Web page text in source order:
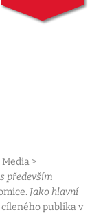
>
především
Jako hlavní
publika v